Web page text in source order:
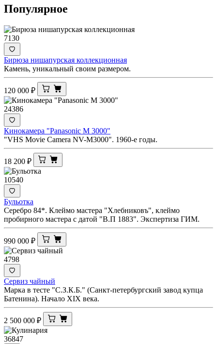
Популярное
7130
Бирюза нишапурская коллекционная
Камень, уникальный своим размером.
120 000 ₽
24386
Кинокамера "Panasonic M 3000"
"VHS Movie Camera NV-M3000". 1960-е годы.
18 200 ₽
10540
Бульотка
Серебро 84*. Клеймо мастера "Хлебниковъ", клеймо
пробирного мастера с датой "В.П 1883". Экспертиза ГИМ.
990 000 ₽
4798
Сервиз чайный
Марка в тесте "С.З.К.Б." (Санкт-петербургский завод купца
Батенина). Начало XIX века.
2 500 000 ₽
36847